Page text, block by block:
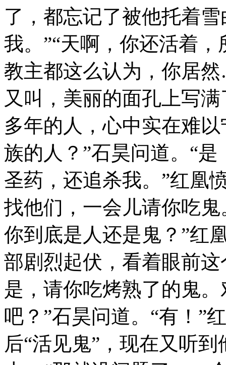
了，都忘记了被他托着
我。”“天啊，你还活着
教主都这么认为，你居
又叫，美丽的面孔上写
多年的人，心中实在难
族的人？”石昊问道。“
圣药，还追杀我。”红凰
找他们，一会儿请你吃
你到底是人还是鬼？”红
部剧烈起伏，看着眼前
是，请你吃烤熟了的鬼
吧？”石昊问道。“有！”
后“活见鬼”，现在又听